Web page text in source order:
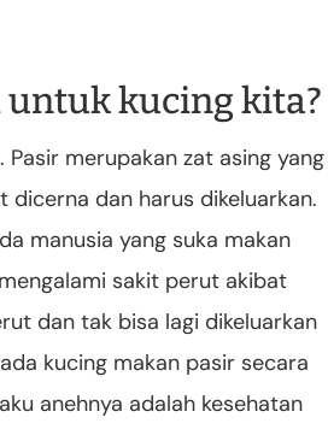
untuk kucing kita?
merupakan zat asing yang
dicerna dan harus dikeluarkan.
manusia yang suka makan
sakit perut akibat
dan tak bisa lagi dikeluarkan
kucing makan pasir secara
anehnya adalah kesehatan